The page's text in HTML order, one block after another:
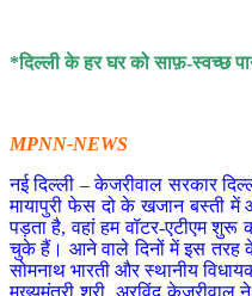
*दिल्ली के हर घर को साफ़-स्वच्छ
MPNN-NEWS
नई दिल्ली – केजरीवाल सरकार
मायापुरी फेस दो के खजान बस्ती में
पड़ता है, वहां हम वॉटर-एटीएम
चुके हैं। आने वाले दिनों में इस तरह के
सोमनाथ भारती और स्थानीय